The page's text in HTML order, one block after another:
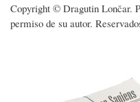
Copyright © Dragutin Lončar.
permiso de su autor.